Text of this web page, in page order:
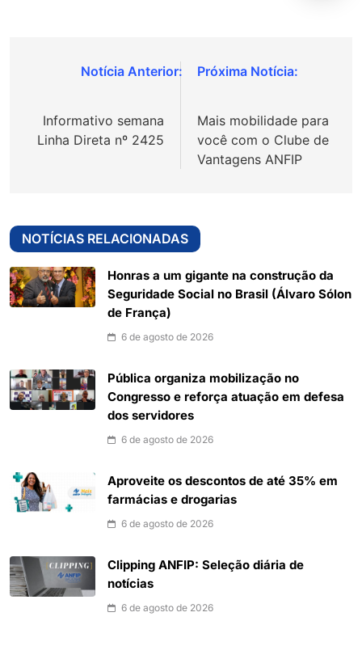
Navegação
Post
Informativo semana
Linha Direta nº 2425
Mais mobilidade para
você com o Clube de
Vantagens ANFIP
NOTÍCIAS RELACIONADAS
Honras a um gigante na construção da
Seguridade Social no Brasil (Álvaro Sólon
de França)
6 de agosto de 2026
Pública organiza mobilização no
Congresso e reforça atuação em defesa
dos servidores
6 de agosto de 2026
Aproveite os descontos de até 35% em
farmácias e drogarias
6 de agosto de 2026
Clipping ANFIP: Seleção diária de
notícias
6 de agosto de 2026